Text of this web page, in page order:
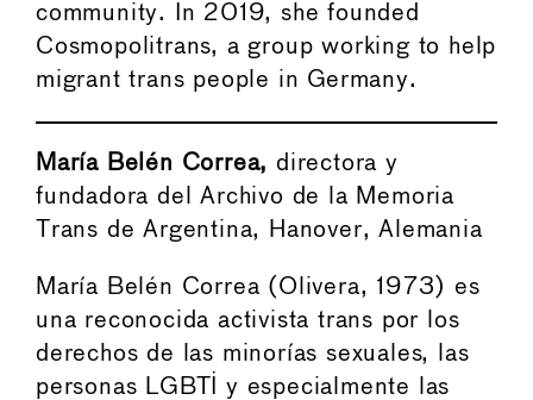
community. In 2019, she founded
Cosmopolitrans, a group working to help
migrant trans people in Germany.
María Belén Correa, directora y
fundadora del Archivo de la Memoria
Trans de Argentina, Hanover, Alemania
María Belén Correa (Olivera, 1973) es
una reconocida activista trans por los
derechos de las minorías sexuales, las
personas LGBTI y especialmente las